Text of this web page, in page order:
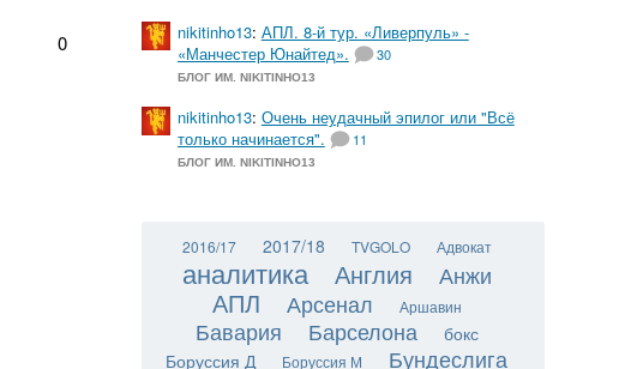
0 nikitinho13: АПЛ. 8-й тур. «Ливерпуль» -
«Манчестер Юнайтед».
30
БЛОГ ИМ. NIKITINHO13
nikitinho13: Очень неудачный эпилог или "Всё
только начинается".
11
БЛОГ ИМ. NIKITINHO13
2016/17 2017/18 TVGOLO Адвокат
аналитика Англия Анжи
АПЛ Арсенал Аршавин
Бавария Барселона
бокс
Боруссия Д
Боруссия М Бундеслига